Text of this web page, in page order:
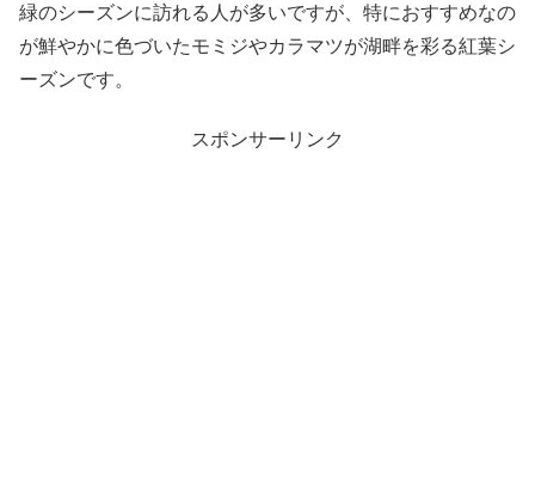
緑のシーズンに訪れる人が多いですが、特におすすめなの
が鮮やかに色づいたモミジやカラマツが湖畔を彩る紅葉シ
ーズンです。
スポンサーリンク